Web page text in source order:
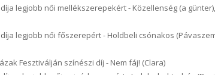
legjobb női mellékszerepekért - Közellenség (a
legjobb női főszerepért - Holdbeli csónakos
Fesztiválján színészi díj - Nem fáj! (Clara)